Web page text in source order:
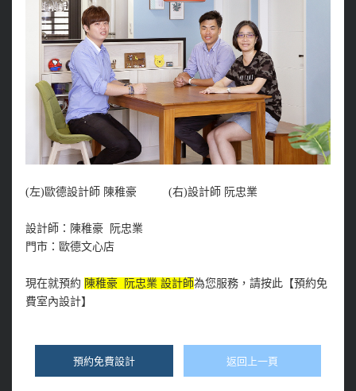
(左)歐德設計師 陳稚豪 (右)設計師 阮忠業
設計師：陳稚豪
阮忠業
門市：歐德文心店
現在就預約 陳稚豪 阮忠業 設計師為您服務，請按此【預約免
費室內設計】
預約免費設計 返回上一頁